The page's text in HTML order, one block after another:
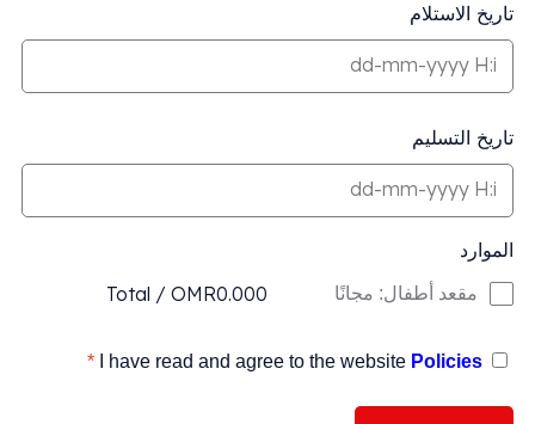
تاريخ الاستلام
تاريخ التسليم
الموارد
مقعد أطفال: مجانًا OMR0.000
/
Total
I have read and agree to the websitePolicies
*